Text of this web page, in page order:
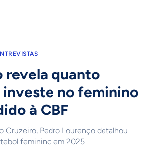
revela quanto
investe no feminino
à CBF
Cruzeiro, Pedro Lourenço detalhou
feminino em 2025